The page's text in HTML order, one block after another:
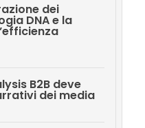
dei
DNA e la
B2B deve
dei media